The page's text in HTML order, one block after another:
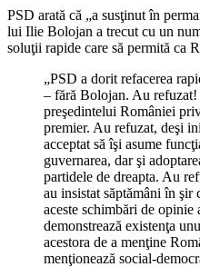
PSD arată că „a susţinut în
lui Ilie Bolojan a trecut cu un
soluţii rapide care să permită ca
„PSD a dorit refacerea
– fără Bolojan. Au
preşedintelui României
premier. Au refuzat, deşi
acceptat să îşi asume
guvernarea, dar şi
partidele de dreapta. Au
au insistat săptămâni în şir
aceste schimbări de
demonstrează existenţa
acestora de a menţine
menţionează social-